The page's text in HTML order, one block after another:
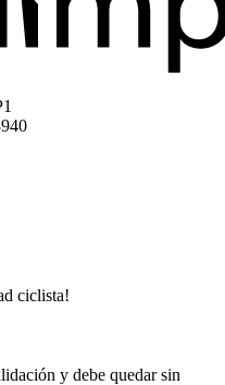
ciclista!
y debe quedar sin